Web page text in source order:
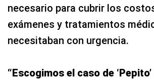
necesario para cubrir los
exámenes y tratamientos
necesitaban con urgencia.
“Escogimos el caso de